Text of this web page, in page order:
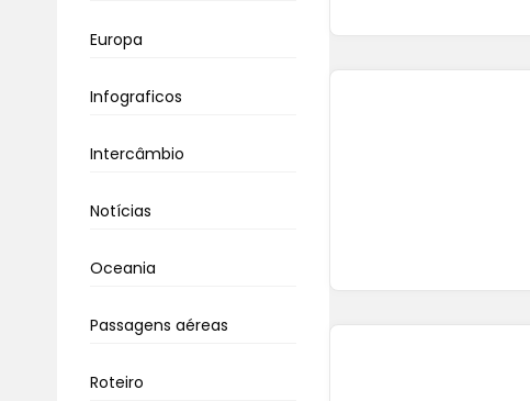
Europa
Infograficos
Intercâmbio
Notícias
Oceania
Passagens aéreas
Roteiro